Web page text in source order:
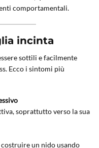
comportamentali.
incinta
sottili e facilmente
Ecco i sintomi più
soprattutto verso la sua
un nido usando